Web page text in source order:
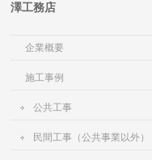
澤工務店
企業概要
施工事例
公共工事
民間工事（公共事業以外）